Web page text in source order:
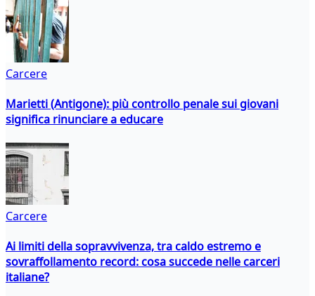
Carcere
Marietti (Antigone): più controllo penale sui giovani
significa rinunciare a educare
Carcere
Ai limiti della sopravvivenza, tra caldo estremo e
sovraffollamento record: cosa succede nelle carceri
italiane?